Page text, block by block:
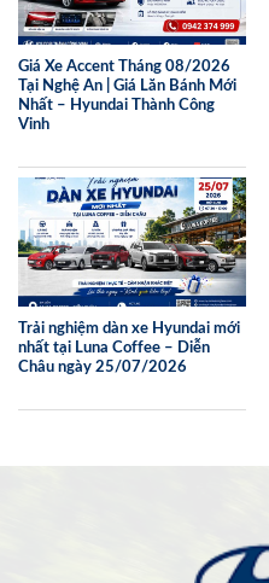
Giá Xe Accent Tháng 08/2026
Tại Nghệ An | Giá Lăn Bánh Mới
Nhất – Hyundai Thành Công
Vinh
Trải nghiệm dàn xe Hyundai mới
nhất tại Luna Coffee – Diễn
Châu ngày 25/07/2026